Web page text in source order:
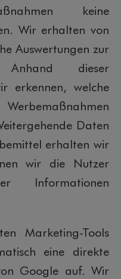
keine
Wir erhalten von
Auswertungen zur
dieser
erkennen, welche
Daten
erhalten wir
wir die Nutzer
Informationen
Marketing-Tools
eine direkte
Google auf. Wir